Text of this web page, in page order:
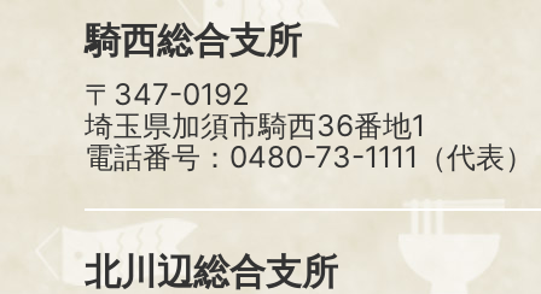
騎西総合支所
〒347-0192
埼玉県加須市騎西36番地1
電話番号：0480-73-1111（代表）
北川辺総合支所